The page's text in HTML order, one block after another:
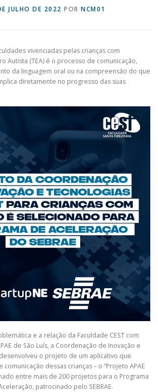
JULHO DE 2022 POR NCM01
vivenciadas pelas crianças com
Autista (TEA) é o processo de comunicação,
da linguagem oral ou na compreensão do que
diretamente no progresso das suas
e a relação da Faculdade CEST com
de São Luís, a Coordenação de Inovação e
o projeto de um aplicativo que
dessas crianças – o “Projeto APAE
entre mais de 200 projetos para o Programa
patrocinado pelo SEBRAE.